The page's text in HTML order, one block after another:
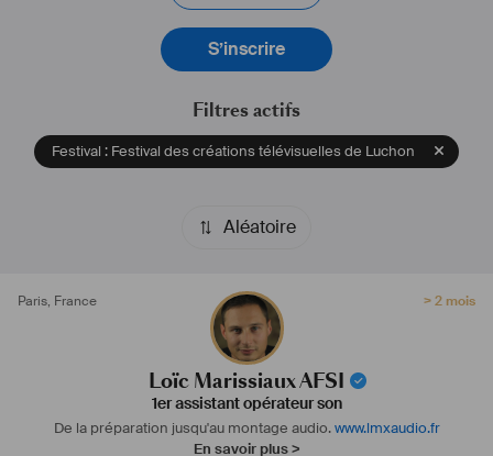
S’inscrire
Filtres actifs
Festival : Festival des créations télévisuelles de Luchon
Aléatoire
Paris, France > 2 mois
Loïc Marissiaux AFSI
1er assistant opérateur son
De la préparation jusqu'au montage audio.www.lmxaudio.fr
En savoir plus >
Clients :
•#Bricoman
•#Jameson
• #AirFrance
• #Condé Nast
• #Séphora
#Incognita
Films
# Darphin Paris
#Louboutin
# RBCDesign
...